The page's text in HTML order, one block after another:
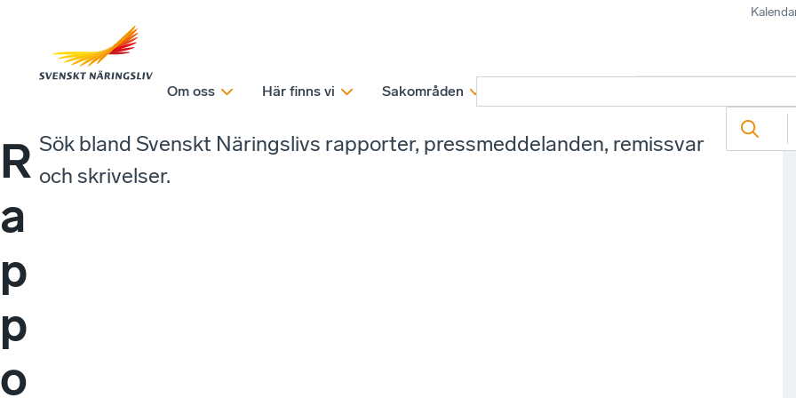
Om oss Här finns vi Sakområden
R
a
p
p
o
Sök bland Svenskt Näringslivs rapporter, pressmeddelanden, remissvar
och skrivelser.